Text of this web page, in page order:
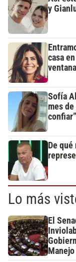
y
casa
Sofía
mes
confiar”
De
Lo más
El